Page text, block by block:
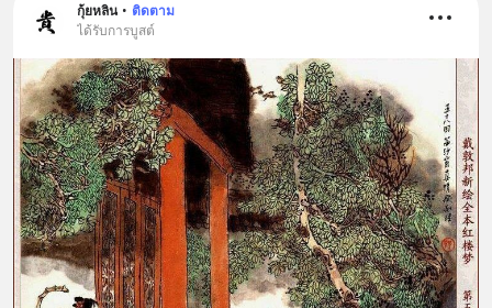
กุ้ยหลิน • ติดตาม
ได้รับการบูสต์